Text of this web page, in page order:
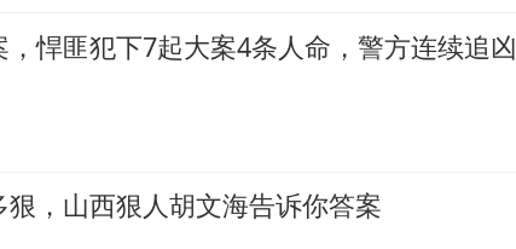
悍匪犯下7起大案4条人命，警方连续追凶
，山西狠人胡文海告诉你答案